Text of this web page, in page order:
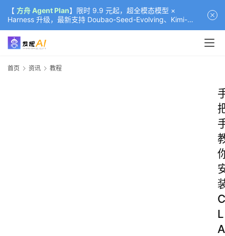
【 方舟 Agent Plan】限时 9.9 元起，超全模态模型 ×
Harness 升级，最新支持 Doubao-Seed-Evolving、Kimi-
K3（部分）、GLM-5.2
首页 资讯 教程
C
L
A